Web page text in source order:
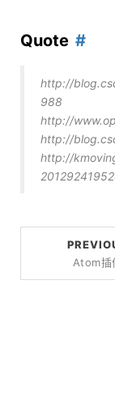
Quote
http://
988
http://
http://
http://
Atom插